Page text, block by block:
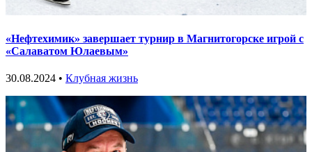
«Нефтехимик» завершает турнир в Магнитогорске игрой с
«Салаватом Юлаевым»
30.08.2024 • Клубная жизнь